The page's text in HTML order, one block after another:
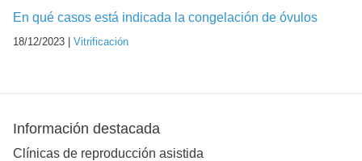
En qué casos está indicada la congelación de óvulos
18/12/2023 | Vitrificación
Información destacada
Clínicas de reproducción asistida